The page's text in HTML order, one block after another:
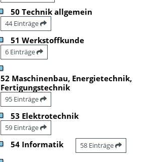
50 Technik allgemein
44 Einträge
51 Werkstoffkunde
6 Einträge
52 Maschinenbau, Energietechnik,
Fertigungstechnik
95 Einträge
53 Elektrotechnik
59 Einträge
54 Informatik 58 Einträge